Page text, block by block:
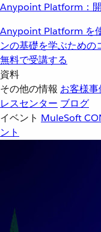
Anypoint Platform：
Anypoint Platform を
ンの基礎を学ぶための
無料で受講する
資料
その他の情報 お客様事
レスセンター ブログ
イベント MuleSoft
ント